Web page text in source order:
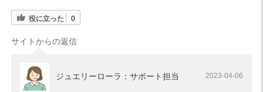
役に立った 0
サイトからの返信
ジュエリーローラ：サポート担当 2023-04-06